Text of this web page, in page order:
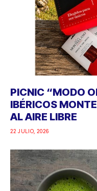
PICNIC “MODO
IBÉRICOS
AL AIRE LIBRE
22 JULIO, 2026